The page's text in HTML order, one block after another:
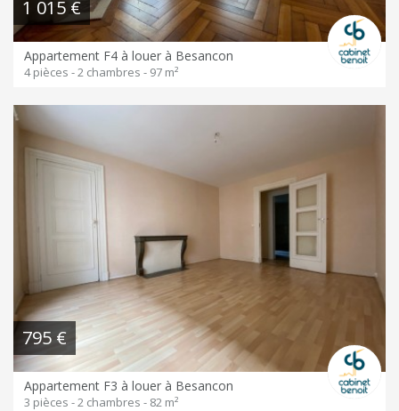
1 015 €
Appartement F4 à louer à Besancon
4 pièces - 2 chambres - 97 m²
795 €
Appartement F3 à louer à Besancon
3 pièces - 2 chambres - 82 m²